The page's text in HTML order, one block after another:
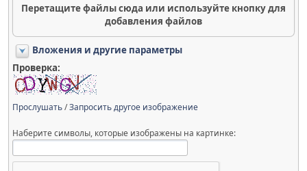
Перетащите файлы сюда или используйте кнопку для
добавления файлов
Вложения и другие параметры
Проверка:
Прослушать/Запросить другое изображение
Наберите символы, которые изображены на картинке: